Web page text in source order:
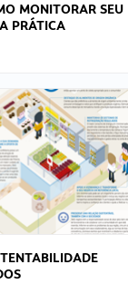
MONITORAR SEU
PRÁTICA